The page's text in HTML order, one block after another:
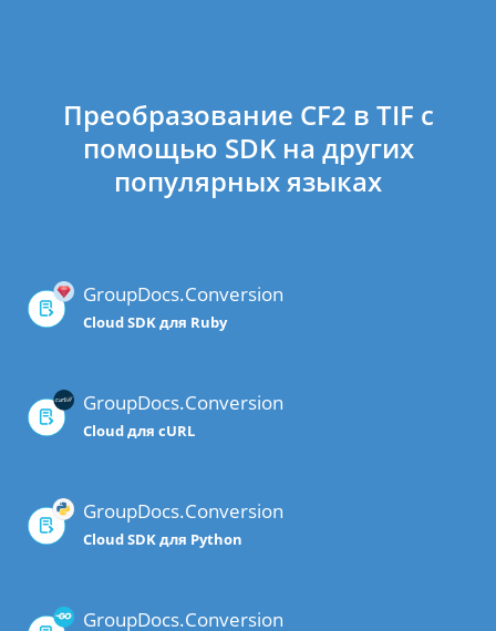
Преобразование CF2 в TIF с
помощью SDK на других
популярных языках
GroupDocs.Conversion
Cloud SDK для Ruby
GroupDocs.Conversion
Cloud для cURL
GroupDocs.Conversion
Cloud SDK для Python
GroupDocs.Conversion